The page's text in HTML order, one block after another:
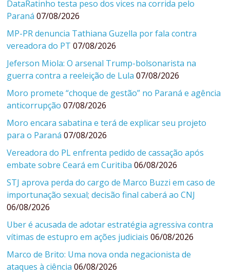
DataRatinho testa peso dos vices na corrida pelo
Paraná 07/08/2026
MP-PR denuncia Tathiana Guzella por fala contra
vereadora do PT 07/08/2026
Jeferson Miola: O arsenal Trump-bolsonarista na
guerra contra a reeleição de Lula 07/08/2026
Moro promete “choque de gestão” no Paraná e agência
anticorrupção 07/08/2026
Moro encara sabatina e terá de explicar seu projeto
para o Paraná 07/08/2026
Vereadora do PL enfrenta pedido de cassação após
embate sobre Ceará em Curitiba 06/08/2026
STJ aprova perda do cargo de Marco Buzzi em caso de
importunação sexual; decisão final caberá ao CNJ
06/08/2026
Uber é acusada de adotar estratégia agressiva contra
vítimas de estupro em ações judiciais 06/08/2026
Marco de Brito: Uma nova onda negacionista de
ataques à ciência 06/08/2026